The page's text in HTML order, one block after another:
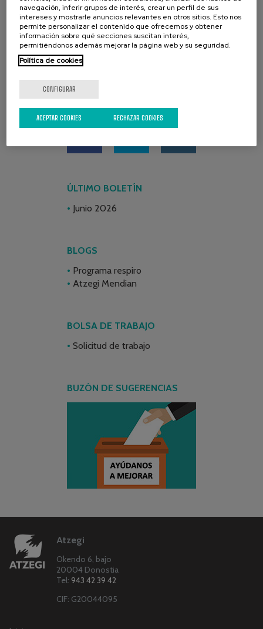
ÚLTIMO BOLETÍN
Junio 2026
BLOGS
Programa respiro
Atzegi Mendian
BOLSA DE TRABAJO
Solicitud de trabajo
BUZÓN DE SUGERENCIAS
Atzegi
Okendo 6, bajo
20004 Donostia
Tel: 943 42 39 42
CIF: G20044095
navegación, inferir grupos de interés, crear un perfil de sus
intereses y mostrarle anuncios relevantes en otros sitios. Esto nos
permite personalizar el contenido que ofrecemos y obtener
información sobre qué secciones suscitan interés,
permitiéndonos además mejorar la página web y su seguridad.
Política de cookies
CONFIGURAR
RECHAZAR COOKIES
ACEPTAR COOKIES